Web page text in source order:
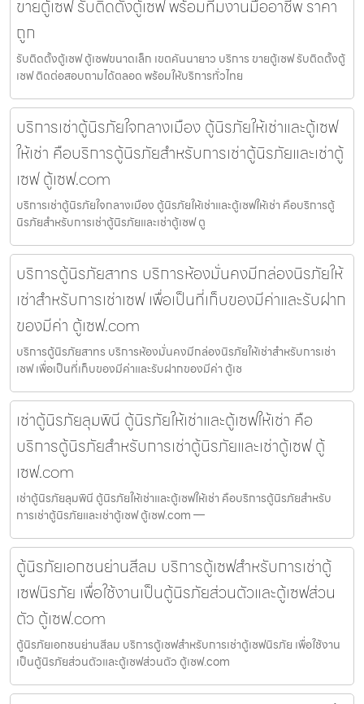
ขายตู้เซฟ รับติดตั้งตู้เซฟ พร้อมทีมงานมืออาชีพ ราคา
ถูก
รับติดตั้งตู้เซฟ ตู้เซฟขนาดเล็ก เขตคันนายาว บริการ ขายตู้เซฟ รับติดตั้งตู้
เซฟ ติดต่อสอบถามได้ตลอด พร้อมให้บริการทั่วไทย
บริการเช่าตู้นิรภัยใจกลางเมือง ตู้นิรภัยให้เช่าและตู้เซฟ
ให้เช่า คือบริการตู้นิรภัยสำหรับการเช่าตู้นิรภัยและเช่าตู้
เซฟ ตู้เซฟ.com
บริการเช่าตู้นิรภัยใจกลางเมือง ตู้นิรภัยให้เช่าและตู้เซฟให้เช่า คือบริการตู้
นิรภัยสำหรับการเช่าตู้นิรภัยและเช่าตู้เซฟ ตู
บริการตู้นิรภัยสาทร บริการห้องมั่นคงมีกล่องนิรภัยให้
เช่าสำหรับการเช่าเซฟ เพื่อเป็นที่เก็บของมีค่าและรับฝาก
ของมีค่า ตู้เซฟ.com
บริการตู้นิรภัยสาทร บริการห้องมั่นคงมีกล่องนิรภัยให้เช่าสำหรับการเช่า
เซฟ เพื่อเป็นที่เก็บของมีค่าและรับฝากของมีค่า ตู้เซ
เช่าตู้นิรภัยลุมพินี ตู้นิรภัยให้เช่าและตู้เซฟให้เช่า คือ
บริการตู้นิรภัยสำหรับการเช่าตู้นิรภัยและเช่าตู้เซฟ ตู้
เซฟ.com
เช่าตู้นิรภัยลุมพินี ตู้นิรภัยให้เช่าและตู้เซฟให้เช่า คือบริการตู้นิรภัยสำหรับ
การเช่าตู้นิรภัยและเช่าตู้เซฟ ตู้เซฟ.com —
ตู้นิรภัยเอกชนย่านสีลม บริการตู้เซฟสำหรับการเช่าตู้
เซฟนิรภัย เพื่อใช้งานเป็นตู้นิรภัยส่วนตัวและตู้เซฟส่วน
ตัว ตู้เซฟ.com
ตู้นิรภัยเอกชนย่านสีลม บริการตู้เซฟสำหรับการเช่าตู้เซฟนิรภัย เพื่อใช้งาน
เป็นตู้นิรภัยส่วนตัวและตู้เซฟส่วนตัว ตู้เซฟ.com